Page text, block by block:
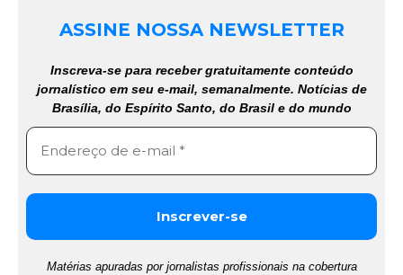
ASSINE NOSSA NEWSLETTER
Inscreva-se para receber gratuitamente conteúdo
jornalístico em seu e-mail, semanalmente. Notícias de
Brasília, do Espírito Santo, do Brasil e do mundo
Matérias apuradas por jornalistas profissionais na cobertura